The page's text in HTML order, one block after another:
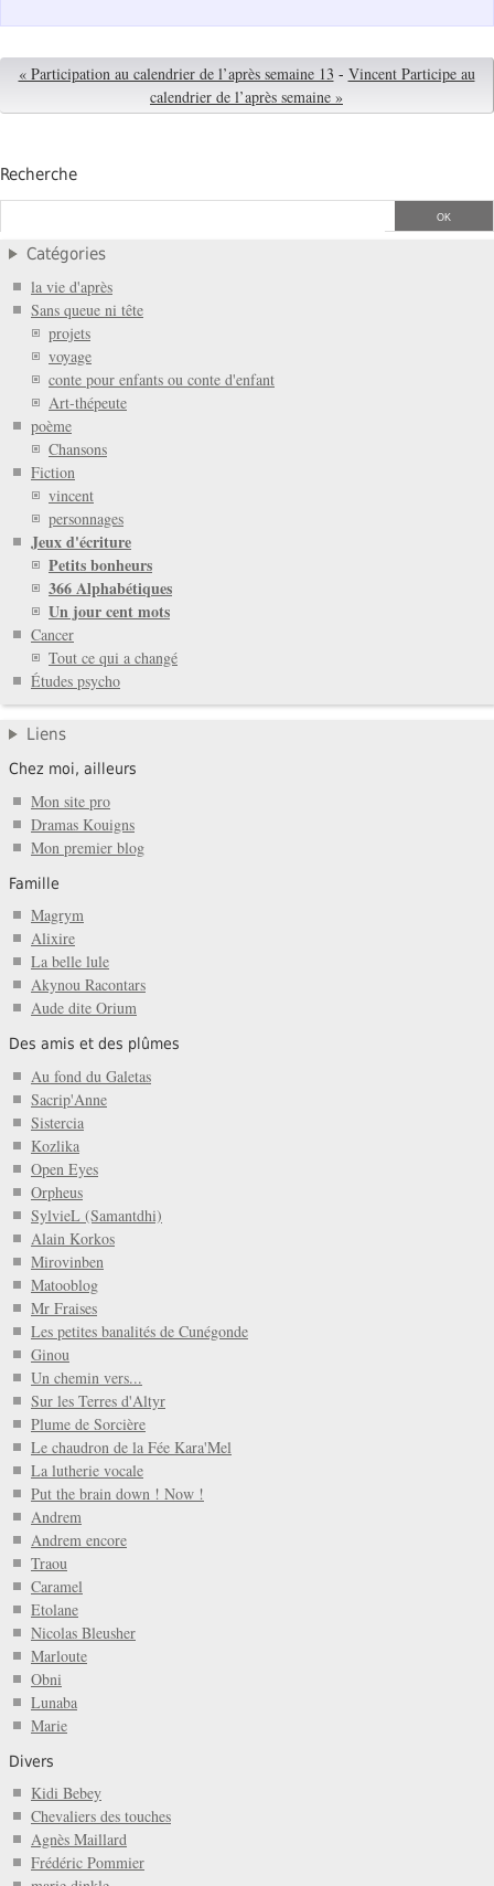
« Participation au calendrier de l’après semaine 13 - Vincent Participe au
calendrier de l’après semaine »
Recherche
Catégories
la vie d'après
Sans queue ni tête
projets
voyage
conte pour enfants ou conte d'enfant
Art-thépeute
poème
Chansons
Fiction
vincent
personnages
Jeux d'écriture
Petits bonheurs
366 Alphabétiques
Un jour cent mots
Cancer
Tout ce qui a changé
Études psycho
Liens
Chez moi, ailleurs
Mon site pro
Dramas Kouigns
Mon premier blog
Famille
Magrym
Alixire
La belle lule
Akynou Racontars
Aude dite Orium
Des amis et des plûmes
Au fond du Galetas
Sacrip'Anne
Sistercia
Kozlika
Open Eyes
Orpheus
SylvieL (Samantdhi)
Alain Korkos
Mirovinben
Matooblog
Mr Fraises
Les petites banalités de Cunégonde
Ginou
Un chemin vers...
Sur les Terres d'Altyr
Plume de Sorcière
Le chaudron de la Fée Kara'Mel
La lutherie vocale
Put the brain down ! Now !
Andrem
Andrem encore
Traou
Caramel
Etolane
Nicolas Bleusher
Marloute
Obni
Lunaba
Marie
Divers
Kidi Bebey
Chevaliers des touches
Agnès Maillard
Frédéric Pommier